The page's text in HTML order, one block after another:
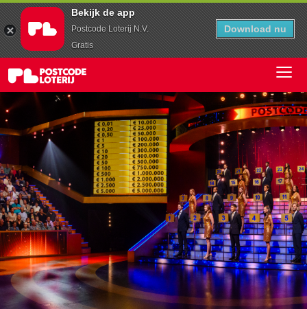
Bekijk de app
Postcode Loterij N.V.
Gratis
Download nu